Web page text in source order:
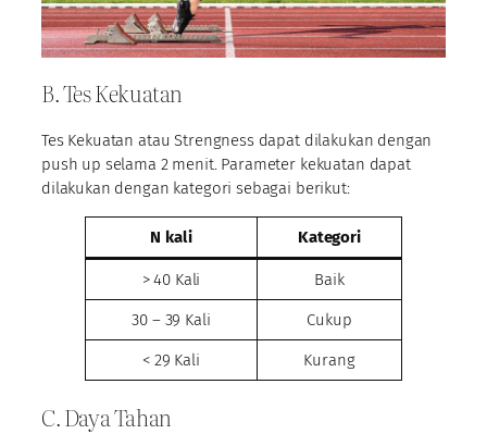
B. Tes Kekuatan
Tes Kekuatan atau Strengness dapat dilakukan dengan
push up selama 2 menit. Parameter kekuatan dapat
dilakukan dengan kategori sebagai berikut:
N kali Kategori
> 40 Kali Baik
30 – 39 Kali Cukup
< 29 Kali Kurang
C. Daya Tahan